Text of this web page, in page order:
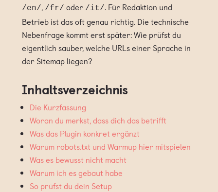
/en/, /fr/ oder /it/. Für Redaktion und
Betrieb ist das oft genau richtig. Die technische
Nebenfrage kommt erst später: Wie prüfst du
eigentlich sauber, welche URLs einer Sprache in
der Sitemap liegen?
Inhaltsverzeichnis
Die Kurzfassung
Woran du merkst, dass dich das betrifft
Was das Plugin konkret ergänzt
Warum robots.txt und Warmup hier mitspielen
Was es bewusst nicht macht
Warum ich es gebaut habe
So prüfst du dein Setup